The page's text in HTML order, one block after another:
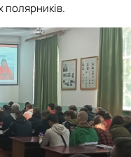
полярників.